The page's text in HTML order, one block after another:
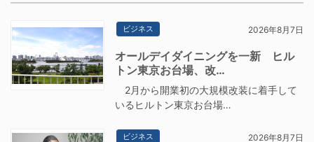
ビジネス 2026年8月7日
オールデイダイニングを一新 ヒル
トン東京お台場、改…
2月から開業初の大規模改装に着手して
いるヒルトン東京お台場…
ビジネス 2026年8月7日